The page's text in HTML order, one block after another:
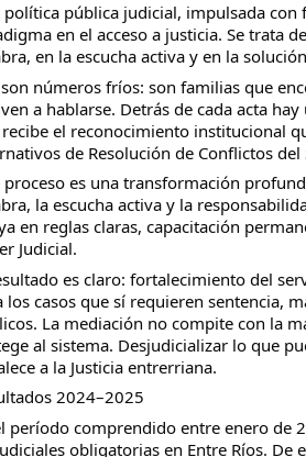
política pública judicial, impulsada
en el acceso a justicia. Se trata
en la escucha activa y en la
son números fríos: son familias que
a hablarse. Detrás de cada acta
el reconocimiento institucional
de Resolución de Conflictos del
proceso es una transformación
la escucha activa y la
en reglas claras, capacitación
Judicial.
es claro: fortalecimiento del
los casos que sí requieren sentencia,
La mediación no compite con la
al sistema. Desjudicializar lo que
a la Justicia entrerriana.
2024–2025
período comprendido entre enero de
obligatorias en Entre Ríos.